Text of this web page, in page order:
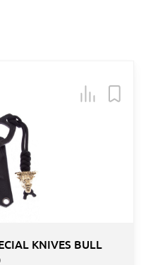
KNIVES BULL